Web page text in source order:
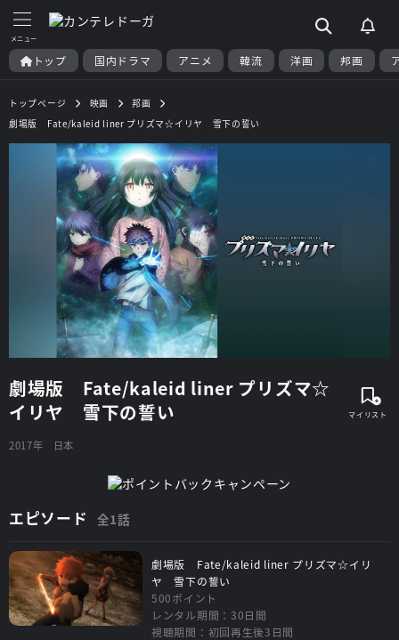
トップ 国内ドラマ アニメ 韓流 洋画 邦画
トップページ 映画
邦画
劇場版 Fate/kaleid liner プリズマ☆イリヤ 雪下の誓い
劇場版 Fate/kaleid liner プリズマ☆
イリヤ 雪下の誓い
2017年 日本
エピソード 全1話
劇場版 Fate/kaleid liner プリズマ☆イリ
ヤ 雪下の誓い
500ポイント
レンタル期間：30日間
視聴期間：初回再生後3日間